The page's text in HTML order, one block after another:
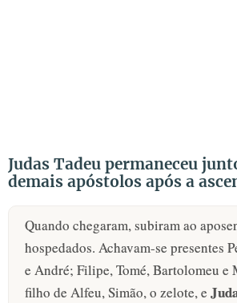
Judas Tadeu permaneceu
demais apóstolos após a
Quando chegaram, subiram ao
hospedados. Achavam-se presentes
e André; Filipe, Tomé, Bartolomeu e
filho de Alfeu, Simão, o zelote, e